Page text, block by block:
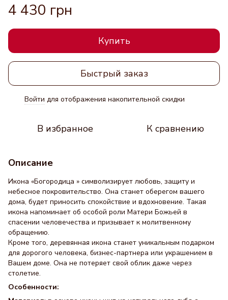
4 430 грн
Купить
Быстрый заказ
Войти для отображения накопительной скидки
В избранное К сравнению
Описание
Икона «Богородица » символизирует любовь, защиту и
небесное покровительство. Она станет оберегом вашего
дома, будет приносить спокойствие и вдохновение. Такая
икона напоминает об особой роли Матери Божьей в
спасении человечества и призывает к молитвенному
обращению.
Кроме того, деревянная икона станет уникальным подарком
для дорогого человека, бизнес-партнера или украшением в
Вашем доме. Она не потеряет свой облик даже через
столетие.
Особенности: